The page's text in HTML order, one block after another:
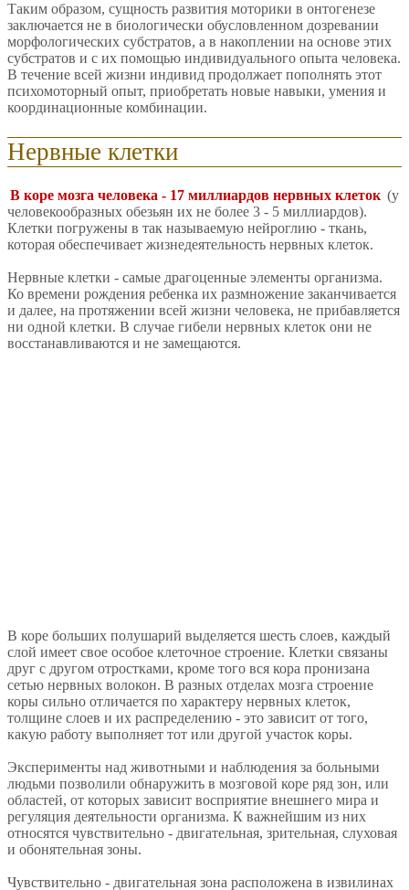
Таким образом, сущность развития моторики в онтогенезе
заключается не в биологически обусловленном дозревании
морфологических субстратов, а в накоплении на основе этих
субстратов и с их помощью индивидуального опыта человека.
В течение всей жизни индивид продолжает пополнять этот
психомоторный опыт, приобретать новые навыки, умения и
координационные комбинации.
Нервные клетки
В коре мозга человека - 17 миллиардов нервных клеток (у
человекообразных обезьян их не более 3 - 5 миллиардов).
Клетки погружены в так называемую нейроглию - ткань,
которая обеспечивает жизнедеятельность нервных клеток.
Нервные клетки - самые драгоценные элементы организма.
Ко времени рождения ребенка их размножение заканчивается
и далее, на протяжении всей жизни человека, не прибавляется
ни одной клетки. В случае гибели нервных клеток они не
восстанавливаются и не замещаются.
В коре больших полушарий выделяется шесть слоев, каждый
слой имеет свое особое клеточное строение. Клетки связаны
друг с другом отростками, кроме того вся кора пронизана
сетью нервных волокон. В разных отделах мозга строение
коры сильно отличается по характеру нервных клеток,
толщине слоев и их распределению - это зависит от того,
какую работу выполняет тот или другой участок коры.
Эксперименты над животными и наблюдения за больными
людьми позволили обнаружить в мозговой коре ряд зон, или
областей, от которых зависит восприятие внешнего мира и
регуляция деятельности организма. К важнейшим из них
относятся чувствительно - двигательная, зрительная, слуховая
и обонятельная зоны.
Чувствительно - двигательная зона расположена в извилинах